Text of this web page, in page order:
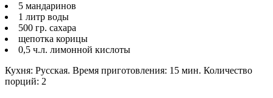
5 мандаринов
1 литр воды
500 гр. сахара
щепотка корицы
0,5 ч.л. лимонной кислоты
Кухня: Русская. Время приготовления: 15 мин. Количество
порций: 2